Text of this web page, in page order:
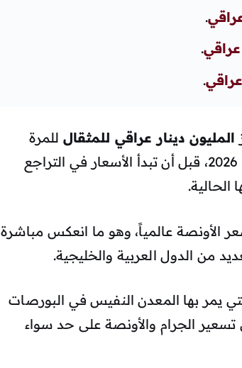
.
.
.
المليون دينار عراقي للمثقال للمرة
الأولى في الأسواق المحلية خلال شهر يناير من عام 2026، قبل أن تبدأ الأسعار في التراجع
الحالية.
الأونصة عالمياً، وهو ما انعكس مباشرة
من الدول العربية والخليجية.
يمر بها المعدن النفيس في البورصات
تسعير الجرام والأونصة على حد سواء